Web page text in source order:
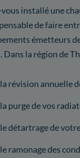
installé une
de faire
émetteurs
Dans la région de
la révision annuelle
la purge de vos
le détartrage de
le ramonage des